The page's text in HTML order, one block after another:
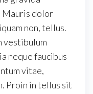
Mauris dolor
non, tellus.
vestibulum
neque faucibus
vitae,
Proin in tellus sit